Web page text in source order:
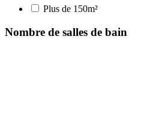
Plus de 150m²
Nombre de salles de bain